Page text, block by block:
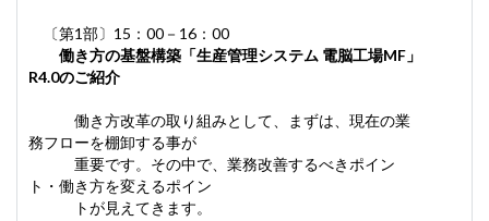
〔第1部〕15：00－16：00
働き方の基盤構築「生産管理システム 電脳工場MF」
R4.0のご紹介
働き方改革の取り組みとして、まずは、現在の業
務フローを棚卸する事が
重要です。その中で、業務改善するべきポイン
ト・働き方を変えるポイン
トが見えてきます。